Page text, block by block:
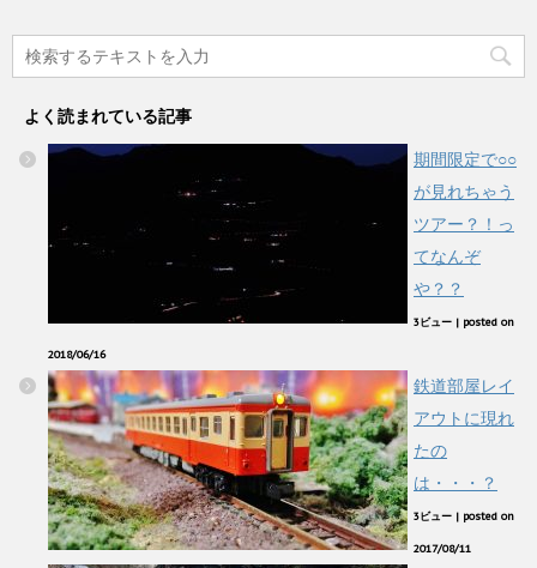
よく読まれている記事
期間限定で○○
が見れちゃう
ツアー？！っ
てなんぞ
や？？
3ビュー | posted on
2018/06/16
鉄道部屋レイ
アウトに現れ
たの
は・・・？
3ビュー | posted on
2017/08/11